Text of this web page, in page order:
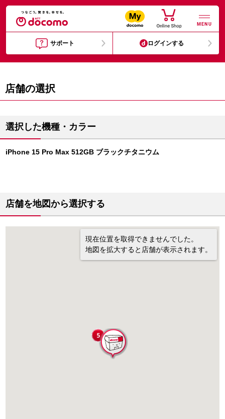
MENU
サポート ログインする
店舗の選択
選択した機種・カラー
iPhone 15 Pro Max 512GB ブラックチタニウム
店舗を地図から選択する
現在位置を取得できませんでした。
地図を拡大すると店舗が表示されます。